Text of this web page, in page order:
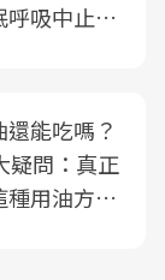
吸中止症
能吃嗎？
疑問：真正
種用油方